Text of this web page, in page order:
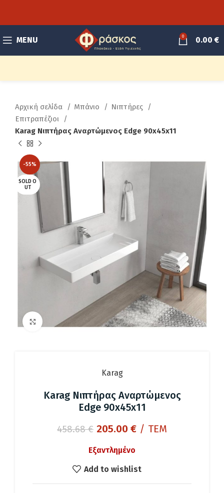
MENU 0 0.00€
Αρχική σελίδα Μπάνιο
Νιπτήρες
Επιτραπέζιοι
Karag Νιπτήρας Αναρτώμενος Edge 90x45x11
-55%
SOLD O
UT
Click to enlarge
Karag
Karag Νιπτήρας Αναρτώμενος
Edge 90x45x11
458.68€ Original
was:
458.68 €.
205.00 €Η
είναι:
/ ΤΕΜ
Εξαντλημένο
Add to wishlist